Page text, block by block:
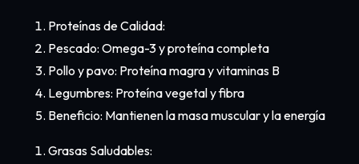
Proteínas de Calidad:
Pescado: Omega-3 y proteína completa
Pollo y pavo: Proteína magra y vitaminas B
Legumbres: Proteína vegetal y fibra
Beneficio: Mantienen la masa muscular y la energía
Grasas Saludables: